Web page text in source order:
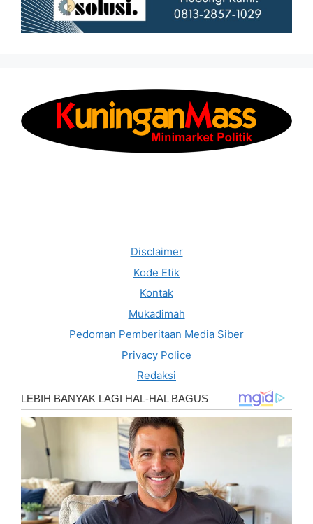
Disclaimer
Kode Etik
Kontak
Mukadimah
Pedoman Pemberitaan Media Siber
Privacy Police
Redaksi